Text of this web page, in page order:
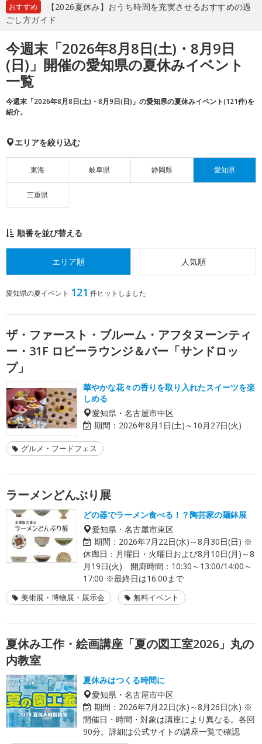
おすすめ
【2026夏休み】おうち時間を充実させるおすすめの過
ごし方ガイド
今週末「2026年8月8日(土)・8月9日
(日)」開催の愛知県の夏休みイベント
一覧
今週末「2026年8月8日(土)・8月9日(日)」の愛知県の夏休みイベント(121件)を
紹介。
エリアを絞り込む
東海 岐阜県 静岡県 愛知県
三重県
順番を並び替える
エリア順 人気順
愛知県の夏イベント 121 件ヒットしました
ザ・ファースト・ブルーム・アフタヌーンティ
ー・31F ロビーラウンジ＆バー「サンドロッ
プ」
華やかな花々の香りを取り入れたスイーツを楽
しめる
愛知県・名古屋市中区
期間： 2026年8月1日(土)～10月27日(火)
グルメ・フードフェス
ラーメンどんぶり展
どの器でラーメン食べる！？陶芸家の麺鉢展
愛知県・名古屋市東区
期間： 2026年7月22日(水)～8月30日(日) ※
休廊日：月曜日・火曜日および8月10日(月)～8
月19日(火) 開廊時間：10:30～13:00/14:00～
17:00 ※最終日は16:00まで
美術展・博物展・展示会 無料イベント
夏休み工作・絵画講座「夏の図工室2026」丸の
内教室
夏休みはつくる時間に
愛知県・名古屋市中区
期間： 2026年7月22日(水)～8月26日(水) ※
開催日・時間・対象は講座により異なる。各回
90分。詳細は公式サイトの講座一覧で確認